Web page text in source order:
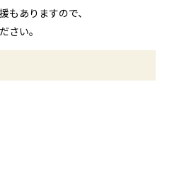
もありますので、
さい。